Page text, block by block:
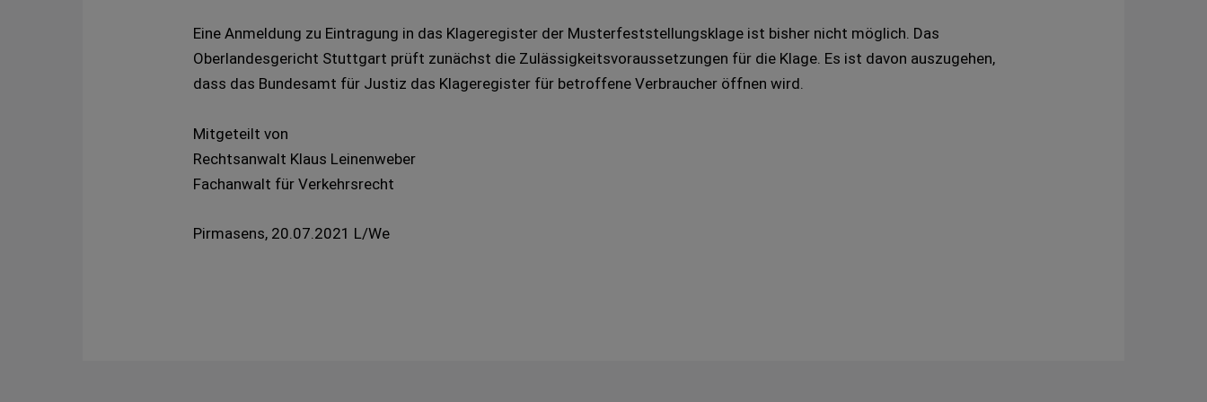
Eine Anmeldung zu Eintragung in das Klageregister der Musterfeststellungsklage ist bisher nicht möglich. Das
Oberlandesgericht Stuttgart prüft zunächst die Zulässigkeitsvoraussetzungen für die Klage. Es ist davon auszugehen,
dass das Bundesamt für Justiz das Klageregister für betroffene Verbraucher öffnen wird.
Mitgeteilt von
Rechtsanwalt Klaus Leinenweber
Fachanwalt für Verkehrsrecht
Pirmasens, 20.07.2021 L/We